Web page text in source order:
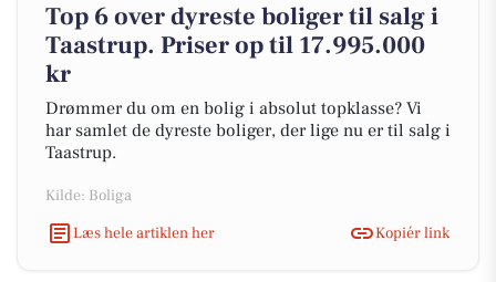
Top 6 over dyreste boliger til salg i
Taastrup. Priser op til 17.995.000
kr
Drømmer du om en bolig i absolut topklasse? Vi
har samlet de dyreste boliger, der lige nu er til salg i
Taastrup.
Kilde: Boliga
Læs hele artiklen her
Kopiér link